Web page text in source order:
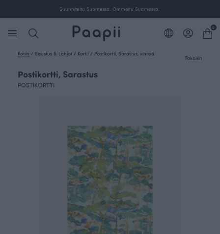
Suunniteltu Suomessa. Ommeltu Suomessa.
0
Kotiin / Sisustus & Lahjat / Kortit / Postikortti, Sarastus, vihreä
Takaisin
Postikortti, Sarastus
POSTIKORTTI